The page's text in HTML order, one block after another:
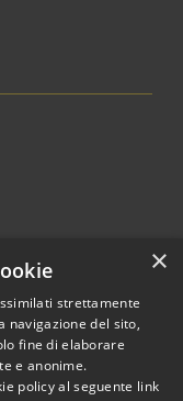
© 2026 • Città di
×
strettamente
navigazione del sito,
fine di elaborare
e anonime.
policy al seguente link